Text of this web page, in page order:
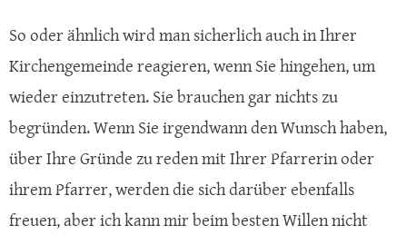
So oder ähnlich wird man sicherlich auch in Ihrer
Kirchengemeinde reagieren, wenn Sie hingehen, um
wieder einzutreten. Sie brauchen gar nichts zu
begründen. Wenn Sie irgendwann den Wunsch haben,
über Ihre Gründe zu reden mit Ihrer Pfarrerin oder
ihrem Pfarrer, werden die sich darüber ebenfalls
freuen, aber ich kann mir beim besten Willen nicht